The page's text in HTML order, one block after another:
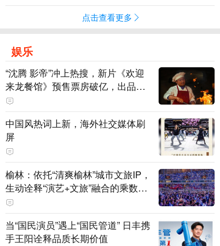
点击查看更多
娱乐
“沈腾 影帝”冲上热搜，新片《欢迎
来龙餐馆》预售票房破亿，出品方
股价大涨！沈腾主演电影票房已破4
15亿元
中国风热词上新，海外社交媒体刷
屏
榆林：依托“清爽榆林”城市文旅IP，
生动诠释“演艺+文旅”融合的乘数效
应
当“国民演员”遇上“国民管道” 日丰携
手王阳诠释品质长期价值